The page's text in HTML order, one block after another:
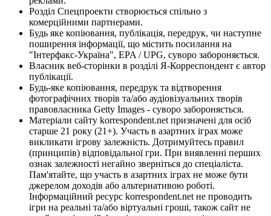
Розділ Спецпроекти створюється спільно з
комерційними партнерами.
Будь яке копіювання, публікація, передрук, чи наступне
поширення інформації, що містить посилання на
"Інтерфакс-Україна", EPA / UPG, суворо забороняється.
Власник веб-сторінки в розділі Я-Корреспондент є автор
публікації.
Будь-яке копіювання, передрук та відтворення
фотографічних творів та/або аудіовізуальних творів
правовласника Getty Images - суворо забороняється.
Матеріали сайту korrespondent.net призначені для осіб
старше 21 року (21+). Участь в азартних іграх може
викликати ігрову залежність. Дотримуйтесь правил
(принципів) відповідальної гри. При виявленні перших
ознак залежності негайно зверніться до спеціаліста.
Пам'ятайте, що участь в азартних іграх не може бути
джерелом доходів або альтернативою роботі.
Інформаційний ресурс korrespondent.net не проводить
ігри на реальні та/або віртуальні гроші, також сайт не